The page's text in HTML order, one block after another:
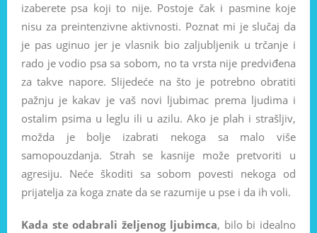
izaberete psa koji to nije. Postoje čak i pasmine koje
nisu za preintenzivne aktivnosti. Poznat mi je slučaj da
je pas uginuo jer je vlasnik bio zaljubljenik u trčanje i
rado je vodio psa sa sobom, no ta vrsta nije predviđena
za takve napore. Slijedeće na što je potrebno obratiti
pažnju je kakav je vaš novi ljubimac prema ljudima i
ostalim psima u leglu ili u azilu. Ako je plah i strašljiv,
možda je bolje izabrati nekoga sa malo više
samopouzdanja. Strah se kasnije može pretvoriti u
agresiju. Neće škoditi sa sobom povesti nekoga od
prijatelja za koga znate da se razumije u pse i da ih voli.
Kada ste odabrali željenog ljubimca, bilo bi idealno